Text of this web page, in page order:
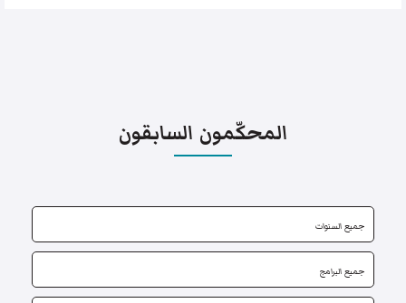
المحكّمون السابقون